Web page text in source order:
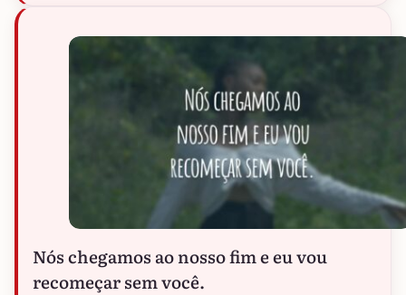
Nós chegamos ao nosso fim e eu vou
recomeçar sem você.